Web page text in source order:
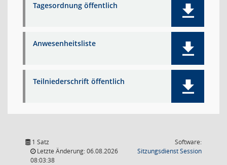
Tagesordnung öffentlich
Anwesenheitsliste
Teilniederschrift öffentlich
1 Satz
Letzte Änderung: 06.08.2026
08:03:38
Software:
SitzungsdienstSession(Wird in